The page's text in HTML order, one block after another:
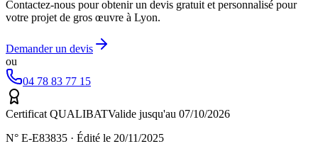
Contactez-nous pour obtenir un devis gratuit et personnalisé pour
votre projet de gros œuvre à Lyon.
Demander un devis
ou
04 78 83 77 15
Certificat QUALIBATValide jusqu'au 07/10/2026
N° E-E83835 · Édité le 20/11/2025